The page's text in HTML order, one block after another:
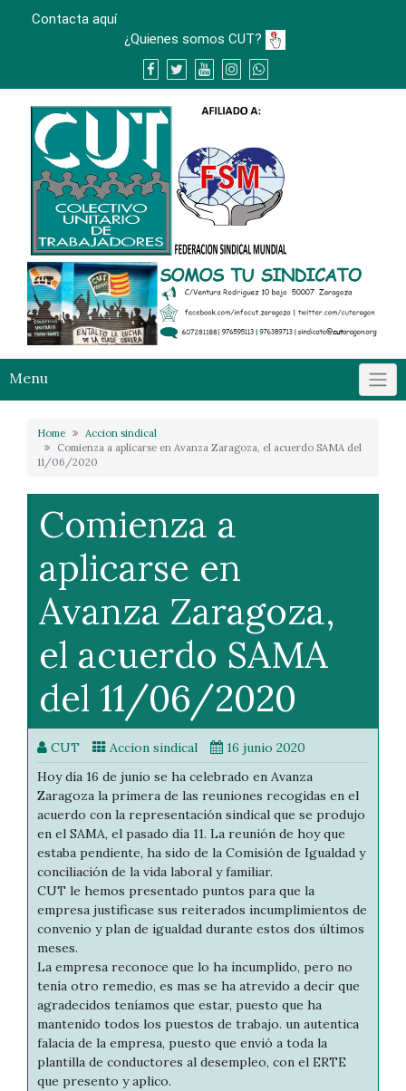
Contacta aquí
¿Quienes somos CUT?
Menu
Home
Accion sindical
Comienza a aplicarse en Avanza Zaragoza, el acuerdo SAMA del
11/06/2020
Comienza a
aplicarse en
Avanza Zaragoza,
el acuerdo SAMA
del 11/06/2020
CUT Accion sindical
16 junio 2020
Hoy día 16 de junio se ha celebrado en Avanza
Zaragoza la primera de las reuniones recogidas en el
acuerdo con la representación sindical que se produjo
en el SAMA, el pasado día 11. La reunión de hoy que
estaba pendiente, ha sido de la Comisión de Igualdad y
conciliación de la vida laboral y familiar.
CUT le hemos presentado puntos para que la
empresa justificase sus reiterados incumplimientos de
convenio y plan de igualdad durante estos dos últimos
meses.
La empresa reconoce que lo ha incumplido, pero no
tenía otro remedio, es mas se ha atrevido a decir que
agradecidos teníamos que estar, puesto que ha
mantenido todos los puestos de trabajo. un autentica
falacia de la empresa, puesto que envió a toda la
plantilla de conductores al desempleo, con el ERTE
que presento y aplico.